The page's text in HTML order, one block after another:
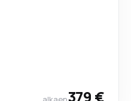
379 €